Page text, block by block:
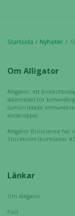
Startsida Nyheter
Om Alligator
Alligator, ett
läkemedel för
tumörriktade
antikroppar.
Alligator Bioscience har
Stockholm (kortnamn:
Länkar
Om Alligator
FoU